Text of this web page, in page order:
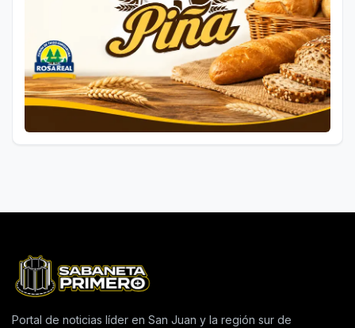
Portal de noticias líder en San Juan y la región sur de